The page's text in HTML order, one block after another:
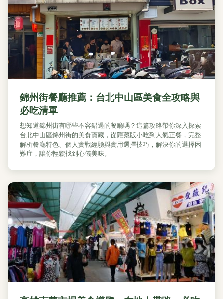
錦州街餐廳推薦：台北中山區美食全攻略與
必吃清單
想知道錦州街有哪些不容錯過的餐廳嗎？這篇攻略帶你深入探索
台北中山區錦州街的美食寶藏，從隱藏版小吃到人氣正餐，完整
解析餐廳特色、個人實戰經驗與實用選擇技巧，解決你的選擇困
難症，讓你輕鬆找到心儀美味。